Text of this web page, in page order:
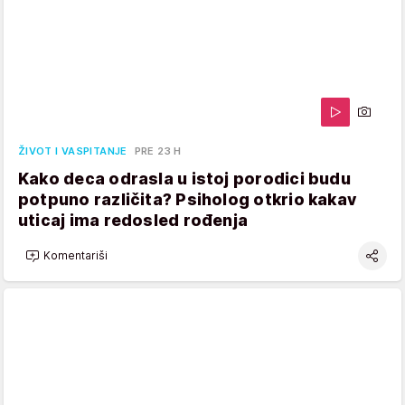
ŽIVOT I VASPITANJE PRE 23 H
Kako deca odrasla u istoj porodici budu
potpuno različita? Psiholog otkrio kakav
uticaj ima redosled rođenja
Komentariši